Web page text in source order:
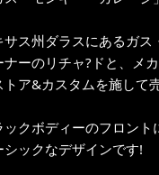
サス州ダラスにあるガス
ナーのリチャ?ドと、メ
トア&カスタムを施して
ックボディーのフロン
シックなデザインです!